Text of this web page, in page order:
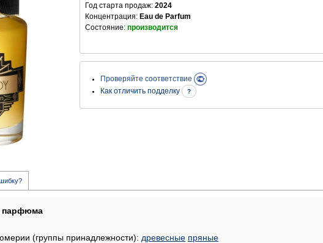
Год старта продаж: 2024
Концентрация: Eau de Parfum
Состояние: производится
Проверяйте соответствие
Как отличить подделку
?
парфюма
(группы принадлежности): древесные пряные